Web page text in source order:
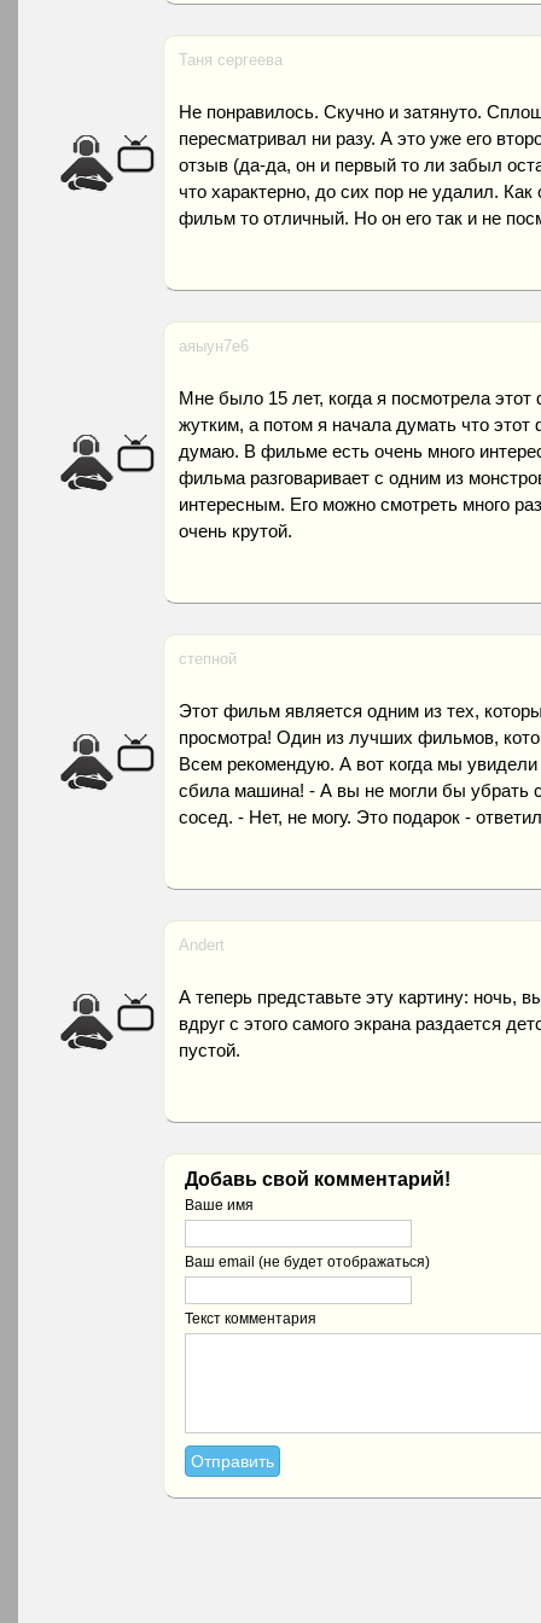
Таня сергеева
Не понравилось. Скучно и затянуто.
пересматривал ни разу. А это уже его
отзыв (да-да, он и первый то ли забыл
что характерно, до сих пор не удалил.
фильм то отличный. Но он его так и не
аяыун7е6
Мне было 15 лет, когда я посмотрела
жутким, а потом я начала думать что
думаю. В фильме есть очень много
фильма разговаривает с одним из
интересным. Его можно смотреть много
очень крутой.
степной
Этот фильм является одним из тех,
просмотра! Один из лучших фильмов,
Всем рекомендую. А вот когда мы увидели
сбила машина! - А вы не могли бы убрать
сосед. - Нет, не могу. Это подарок -
Andert
А теперь представьте эту картину: ночь,
вдруг с этого самого экрана раздается
пустой.
Добавь свой комментарий!
Ваше имя
Ваш email (не будет отображаться)
Текст комментария